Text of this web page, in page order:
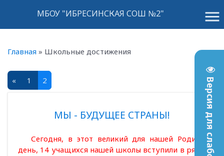
menu
МБОУ "ИБРЕСИНСКАЯ СОШ №2"
Главная » Школьные достижения
« 1 2
МЫ - БУДУЩЕЕ СТРАНЫ!
Сегодня, в этот великий для нашей Родины
день, 14 учащихся нашей школы вступили в ряды